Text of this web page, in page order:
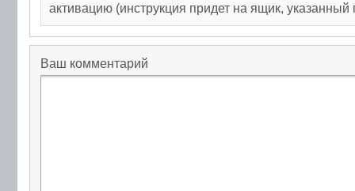
активацию (инструкция придет на ящик, указанный
Ваш комментарий